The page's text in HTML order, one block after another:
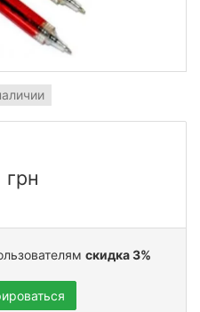
грн
скидка 3%